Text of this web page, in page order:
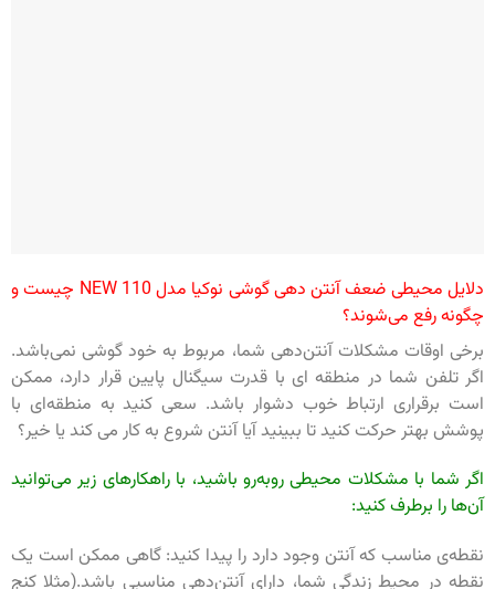
دلایل محیطی ضعف آنتن دهی گوشی نوکیا مدل NEW 110 چیست و
چگونه رفع می‌شوند؟
برخی اوقات مشکلات آنتن‌دهی شما، مربوط به خود گوشی نمی‌باشد.
اگر تلفن شما در منطقه ای با قدرت سیگنال پایین قرار دارد، ممکن
است برقراری ارتباط خوب دشوار باشد. سعی کنید به منطقه‌ای با
پوشش بهتر حرکت کنید تا ببینید آیا آنتن شروع به کار می کند یا خیر‌؟
اگر شما با مشکلات محیطی روبه‌رو باشید، با راهکارهای زیر می‌توانید
آن‌ها را برطرف کنید:
نقطه‌ی مناسب که آنتن وجود دارد را پیدا کنید: گاهی ممکن است یک
نقطه در محیط زندگی شما، دارای آنتن‌دهی مناسبی باشد.(مثلا کنج